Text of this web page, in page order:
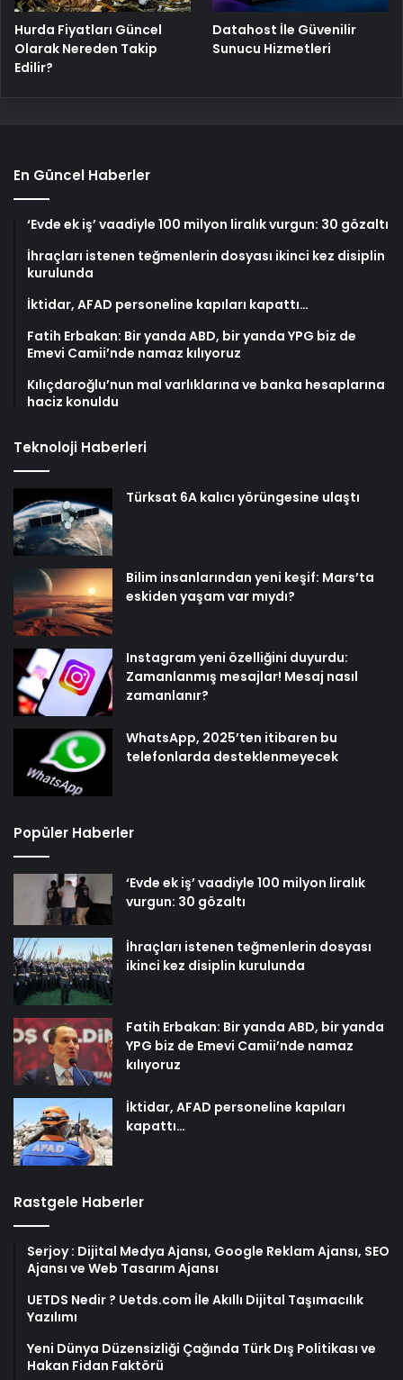
Hurda Fiyatları Güncel
Olarak Nereden Takip
Edilir?
Datahost İle Güvenilir
Sunucu Hizmetleri
En Güncel Haberler
‘Evde ek iş’ vaadiyle 100 milyon liralık vurgun: 30 gözaltı
İhraçları istenen teğmenlerin dosyası ikinci kez disiplin
kurulunda
İktidar, AFAD personeline kapıları kapattı…
Fatih Erbakan: Bir yanda ABD, bir yanda YPG biz de
Emevi Camii’nde namaz kılıyoruz
Kılıçdaroğlu’nun mal varlıklarına ve banka hesaplarına
haciz konuldu
Teknoloji Haberleri
Türksat 6A kalıcı yörüngesine ulaştı
Bilim insanlarından yeni keşif: Mars’ta
eskiden yaşam var mıydı?
Instagram yeni özelliğini duyurdu:
Zamanlanmış mesajlar! Mesaj nasıl
zamanlanır?
WhatsApp, 2025’ten itibaren bu
telefonlarda desteklenmeyecek
Popüler Haberler
‘Evde ek iş’ vaadiyle 100 milyon liralık
vurgun: 30 gözaltı
İhraçları istenen teğmenlerin dosyası
ikinci kez disiplin kurulunda
Fatih Erbakan: Bir yanda ABD, bir yanda
YPG biz de Emevi Camii’nde namaz
kılıyoruz
İktidar, AFAD personeline kapıları
kapattı…
Rastgele Haberler
Serjoy : Dijital Medya Ajansı, Google Reklam Ajansı, SEO
Ajansı ve Web Tasarım Ajansı
UETDS Nedir ? Uetds.com İle Akıllı Dijital Taşımacılık
Yazılımı
Yeni Dünya Düzensizliği Çağında Türk Dış Politikası ve
Hakan Fidan Faktörü